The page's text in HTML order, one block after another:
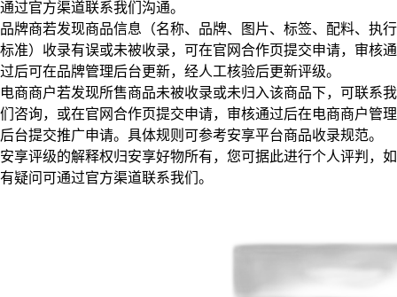
通过官方渠道联系我们沟通。
品牌商若发现商品信息（名称、品牌、图片、标签、配料、执行
标准）收录有误或未被收录，可在官网合作页提交申请，审核通
过后可在品牌管理后台更新，经人工核验后更新评级。
电商商户若发现所售商品未被收录或未归入该商品下，可联系我
们咨询，或在官网合作页提交申请，审核通过后在电商商户管理
后台提交推广申请。具体规则可参考安享平台商品收录规范。
安享评级的解释权归安享好物所有，您可据此进行个人评判，如
有疑问可通过官方渠道联系我们。